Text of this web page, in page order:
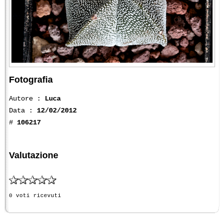
Fotografia
Autore : Luca
Data : 12/02/2012
# 106217
Valutazione
0 voti ricevuti